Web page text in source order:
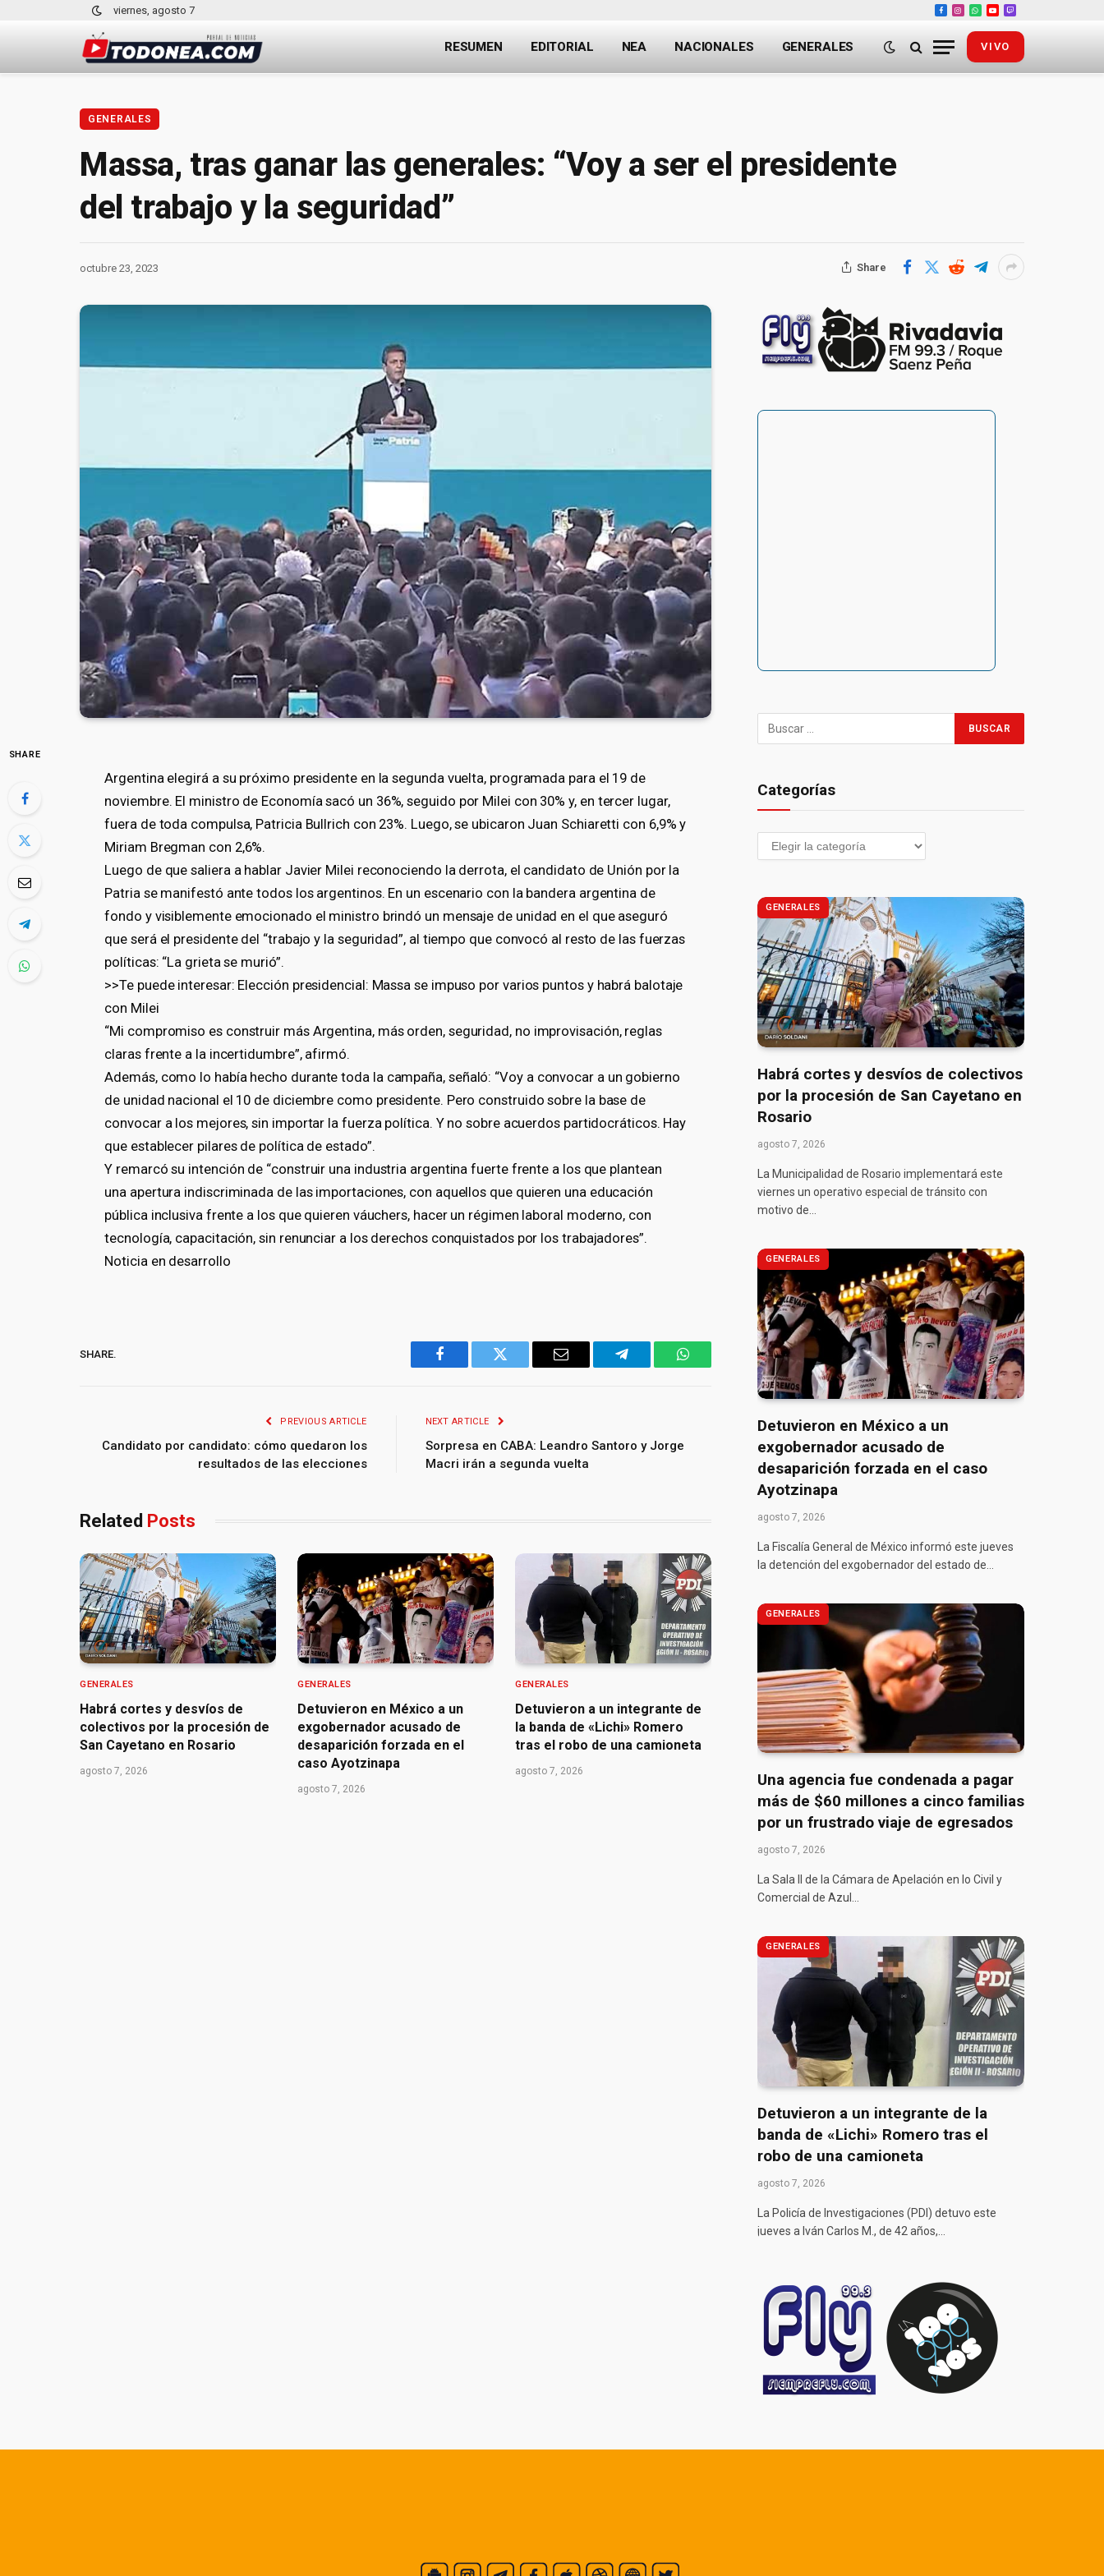
viernes, agosto 7
Facebook
Instagram
WhatsApp
YouTube
Twitch
RESUMEN EDITORIAL NEA NACIONALES GENERALES VIVO
GENERALES
Massa, tras ganar las generales: “Voy a ser el presidente
del trabajo y la seguridad”
octubre 23, 2023 Share
SHARE
Argentina elegirá a su próximo presidente en la segunda vuelta, programada para el 19 de
noviembre. El ministro de Economía sacó un 36%, seguido por Milei con 30% y, en tercer lugar,
fuera de toda compulsa, Patricia Bullrich con 23%. Luego, se ubicaron Juan Schiaretti con 6,9% y
Miriam Bregman con 2,6%.
Luego de que saliera a hablar Javier Milei reconociendo la derrota, el candidato de Unión por la
Patria se manifestó ante todos los argentinos. En un escenario con la bandera argentina de
fondo y visiblemente emocionado el ministro brindó un mensaje de unidad en el que aseguró
que será el presidente del “trabajo y la seguridad”, al tiempo que convocó al resto de las fuerzas
políticas: “La grieta se murió”.
>>Te puede interesar: Elección presidencial: Massa se impuso por varios puntos y habrá balotaje
con Milei
“Mi compromiso es construir más Argentina, más orden, seguridad, no improvisación, reglas
claras frente a la incertidumbre”, afirmó.
Además, como lo había hecho durante toda la campaña, señaló: “Voy a convocar a un gobierno
de unidad nacional el 10 de diciembre como presidente. Pero construido sobre la base de
convocar a los mejores, sin importar la fuerza política. Y no sobre acuerdos partidocráticos. Hay
que establecer pilares de política de estado”.
Y remarcó su intención de “construir una industria argentina fuerte frente a los que plantean
una apertura indiscriminada de las importaciones, con aquellos que quieren una educación
pública inclusiva frente a los que quieren váuchers, hacer un régimen laboral moderno, con
tecnología, capacitación, sin renunciar a los derechos conquistados por los trabajadores”.
Noticia en desarrollo
SHARE.
Facebook Twitter Email Telegram WhatsApp
PREVIOUS ARTICLE
Candidato por candidato: cómo quedaron los
resultados de las elecciones
NEXT ARTICLE
Sorpresa en CABA: Leandro Santoro y Jorge
Macri irán a segunda vuelta
Related Posts
GENERALES
Habrá cortes y desvíos de
colectivos por la procesión de
San Cayetano en Rosario
agosto 7, 2026
GENERALES
Detuvieron en México a un
exgobernador acusado de
desaparición forzada en el
caso Ayotzinapa
agosto 7, 2026
GENERALES
Detuvieron a un integrante de
la banda de «Lichi» Romero
tras el robo de una camioneta
agosto 7, 2026
Categorías
GENERALES
Habrá cortes y desvíos de colectivos
por la procesión de San Cayetano en
Rosario
agosto 7, 2026
La Municipalidad de Rosario implementará este
viernes un operativo especial de tránsito con
motivo de…
GENERALES
Detuvieron en México a un
exgobernador acusado de
desaparición forzada en el caso
Ayotzinapa
agosto 7, 2026
La Fiscalía General de México informó este jueves
la detención del exgobernador del estado de…
GENERALES
Una agencia fue condenada a pagar
más de $60 millones a cinco familias
por un frustrado viaje de egresados
agosto 7, 2026
La Sala II de la Cámara de Apelación en lo Civil y
Comercial de Azul…
GENERALES
Detuvieron a un integrante de la
banda de «Lichi» Romero tras el
robo de una camioneta
agosto 7, 2026
La Policía de Investigaciones (PDI) detuvo este
jueves a Iván Carlos M., de 42 años,…